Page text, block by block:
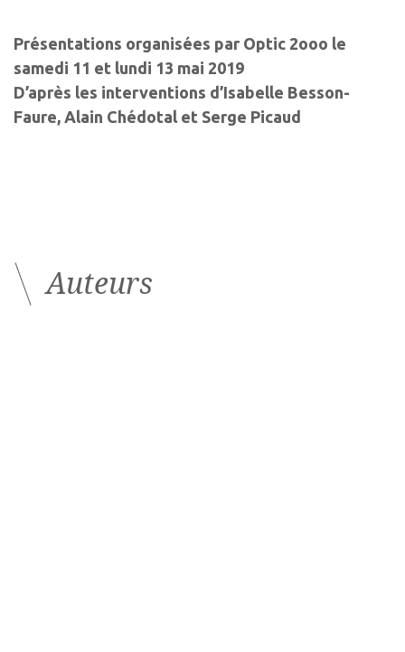
Présentations organisées par Optic 2ooo le
samedi 11 et lundi 13 mai 2019
D’après les interventions d’Isabelle Besson-
Faure, Alain Chédotal et Serge Picaud
Auteurs